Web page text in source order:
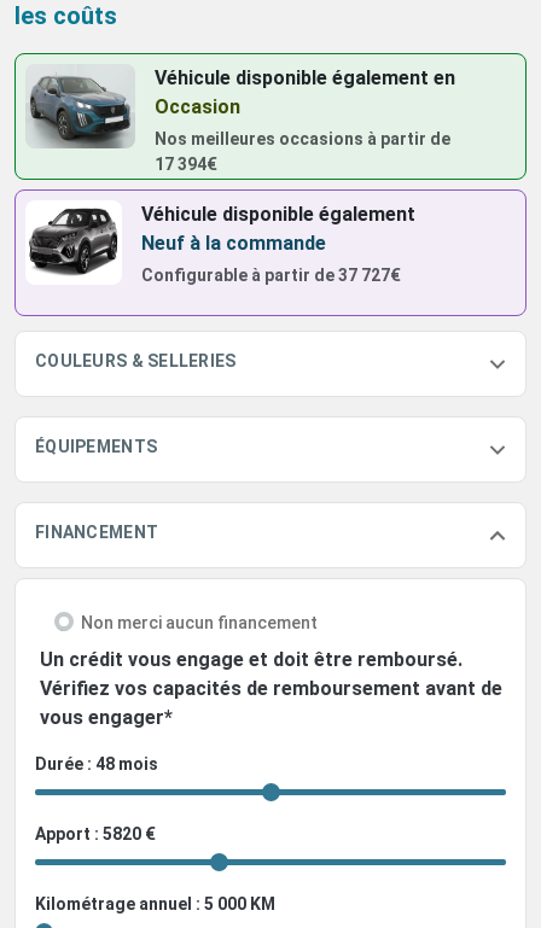
les coûts
Véhicule disponible égalementen
Occasion
Nos meilleures occasions à partir de
17 394€
Véhicule disponible également
Neuf à la commande
Configurable à partir de37 727€
COULEURS & SELLERIES
ÉQUIPEMENTS
FINANCEMENT
Non merci aucun financement
Un crédit vous engage et doit être remboursé.
Vérifiez vos capacités de remboursement avant de
vous engager*
Durée : 48 mois
Apport : 5820 €
Kilométrage annuel : 5 000 KM